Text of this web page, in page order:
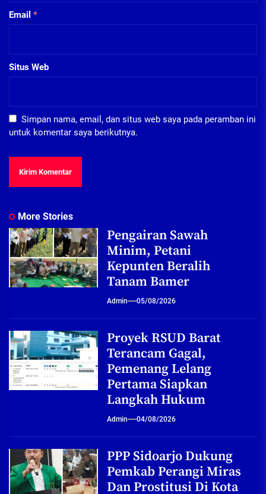
Email *
Situs Web
Simpan nama, email, dan situs web saya pada peramban ini
untuk komentar saya berikutnya.
More Stories
Pengairan Sawah
Minim, Petani
Kepunten Beralih
Tanam Bamer
Admin 05/08/2026
Proyek RSUD Barat
Terancam Gagal,
Pemenang Lelang
Pertama Siapkan
Langkah Hukum
Admin 04/08/2026
PPP Sidoarjo Dukung
Pemkab Perangi Miras
Dan Prostitusi Di Kota